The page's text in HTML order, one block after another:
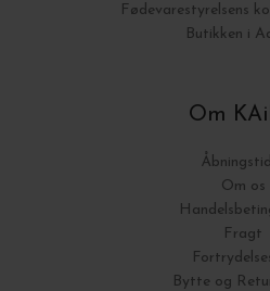
Fødevarestyrelsens
Butikken i
Om
Om os
Fragt
Bytte og